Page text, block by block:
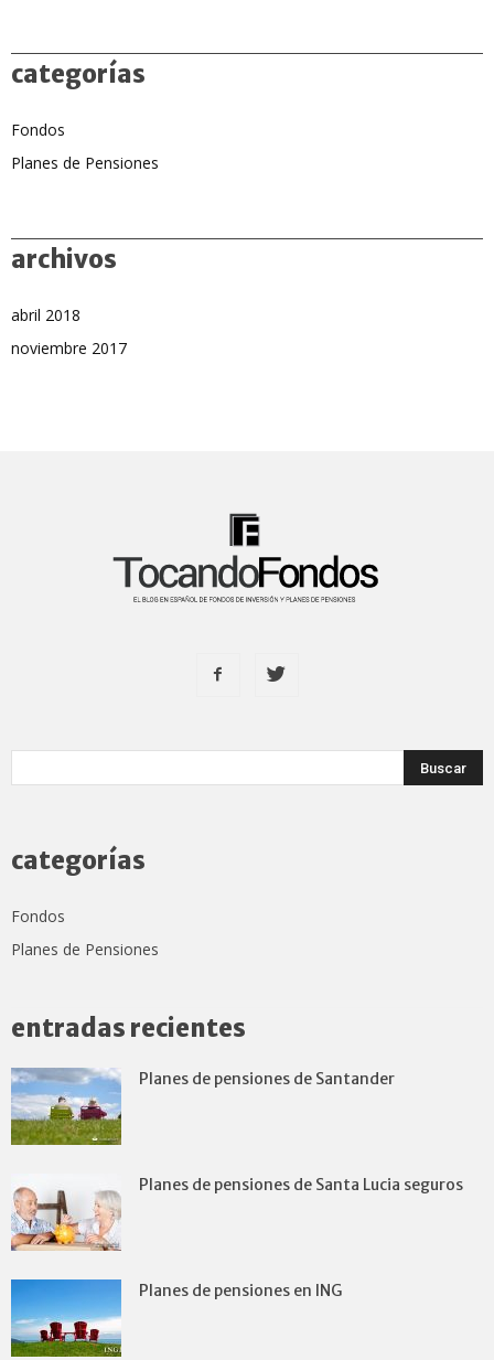
categorías
Fondos
Planes de Pensiones
archivos
abril 2018
noviembre 2017
categorías
Fondos
Planes de Pensiones
entradas recientes
Planes de pensiones de Santander
Planes de pensiones de Santa Lucia seguros
Planes de pensiones en ING